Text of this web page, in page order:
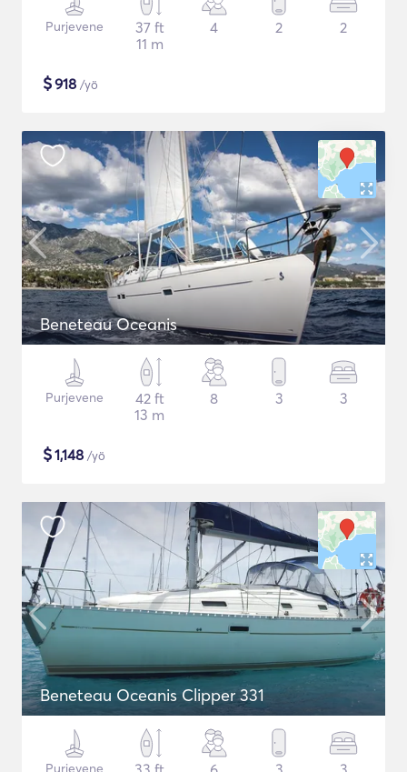
Purjevene
37 ft
11 m
4 2 2
$918 /yö
Beneteau Oceanis
Purjevene
42 ft
13 m
8 3 3
$1,148 /yö
Beneteau Oceanis Clipper 331
Purjevene